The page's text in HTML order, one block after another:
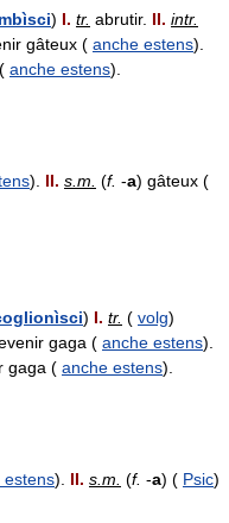
) I. tr. abrutir. II. intr.
gâteux ( anche estens).
anche estens).
). II. s.m. (f. -a) gâteux (
) I. tr. ( volg)
gaga ( anche estens).
gaga ( anche estens).
estens). II. s.m. (f. -a) ( Psic)